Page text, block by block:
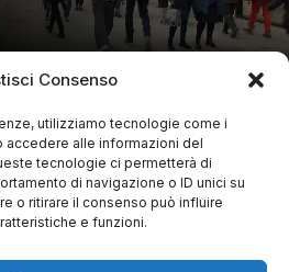
Consenso
utilizziamo tecnologie come i
alle informazioni del
tecnologie ci permetterà di
di navigazione o ID unici su
o ritirare il consenso può influire
e funzioni.